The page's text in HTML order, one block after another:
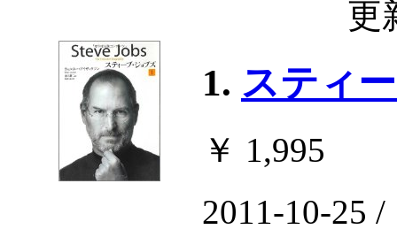
更
1. スティ
￥ 1,995
2011-10-25